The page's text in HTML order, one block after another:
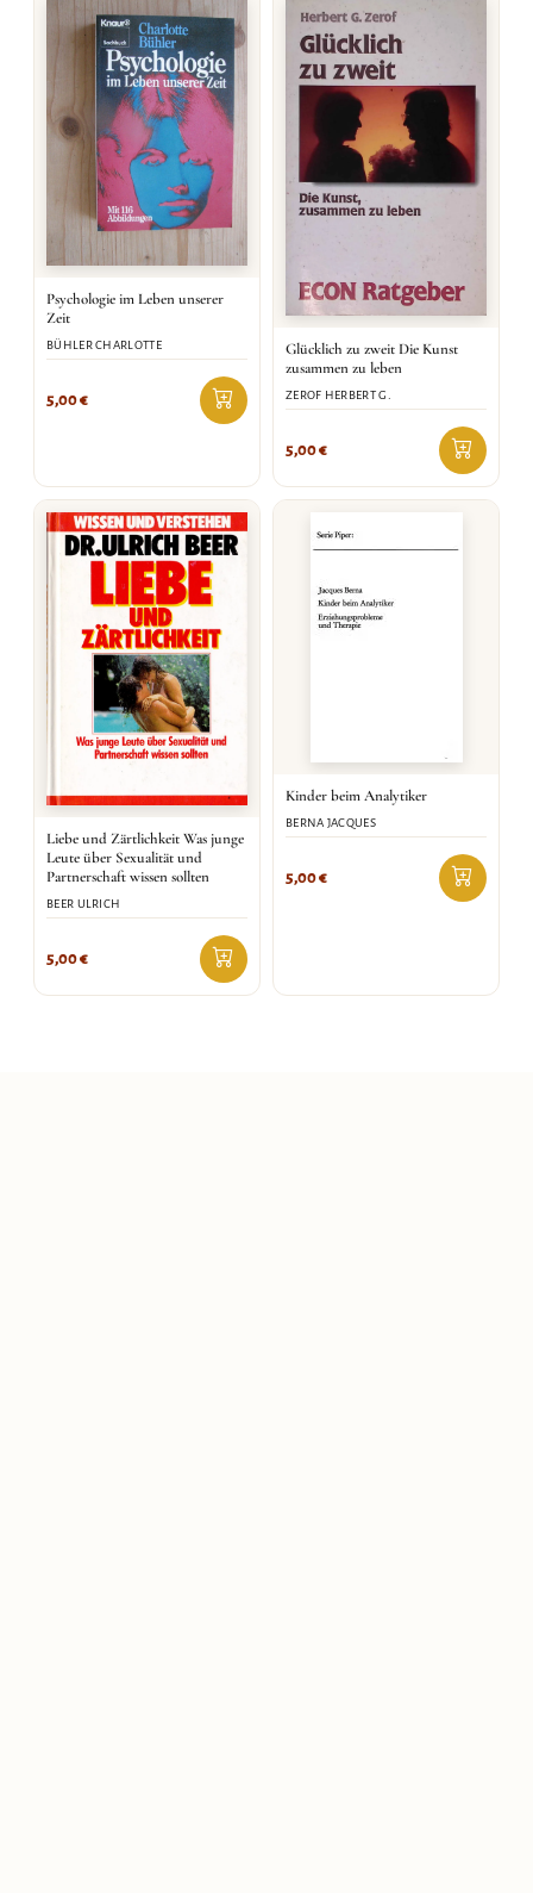
Psychologie im Leben unserer
Zeit
BÜHLER CHARLOTTE
5,00€
Glücklich zu zweit Die Kunst
zusammen zu leben
ZEROF HERBERT G.
5,00€
Liebe und Zärtlichkeit Was junge
Leute über Sexualität und
Partnerschaft wissen sollten
BEER ULRICH
5,00€
Kinder beim Analytiker
BERNA JACQUES
5,00€